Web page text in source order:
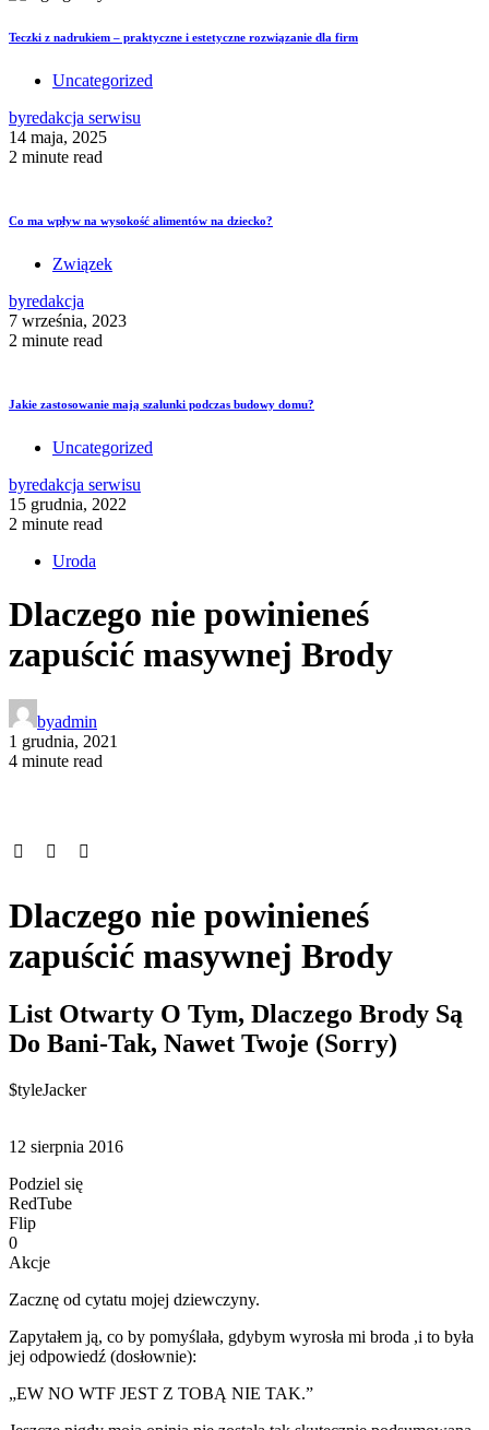
Teczki z nadrukiem – praktyczne i estetyczne rozwiązanie dla firm
Uncategorized
byredakcja serwisu
14 maja, 2025
2 minute read
Co ma wpływ na wysokość alimentów na dziecko?
Związek
byredakcja
7 września, 2023
2 minute read
Jakie zastosowanie mają szalunki podczas budowy domu?
Uncategorized
byredakcja serwisu
15 grudnia, 2022
2 minute read
Uroda
Dlaczego nie powinieneś
zapuścić masywnej Brody
byadmin
1 grudnia, 2021
4 minute read
Dlaczego nie powinieneś
zapuścić masywnej Brody
List Otwarty O Tym, Dlaczego Brody Są
Do Bani-Tak, Nawet Twoje (Sorry)
$tyleJacker
12 sierpnia 2016
Podziel się
RedTube
Flip
0
Akcje
Zacznę od cytatu mojej dziewczyny.
Zapytałem ją, co by pomyślała, gdybym wyrosła mi broda ,i to była
jej odpowiedź (dosłownie):
„EW NO WTF JEST Z TOBĄ NIE TAK.”